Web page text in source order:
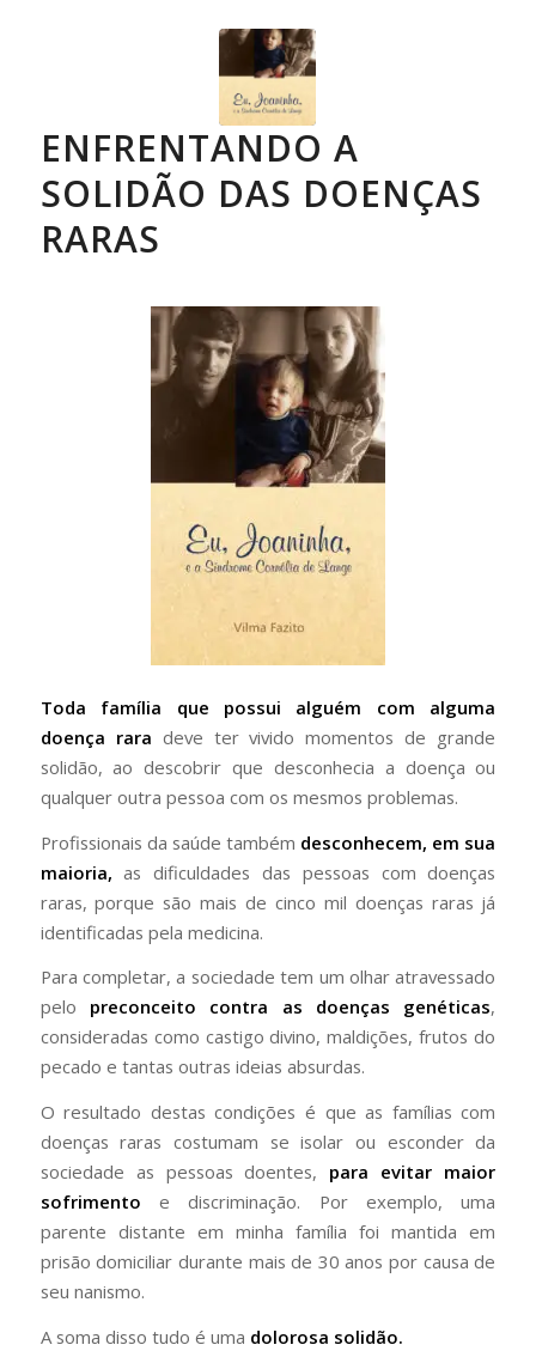
ENFRENTANDO A
SOLIDÃO DAS DOENÇAS
RARAS
Toda família que possui alguém com alguma
doença rara deve ter vivido momentos de grande
solidão, ao descobrir que desconhecia a doença ou
qualquer outra pessoa com os mesmos problemas.
Profissionais da saúde também desconhecem, em sua
maioria, as dificuldades das pessoas com doenças
raras, porque são mais de cinco mil doenças raras já
identificadas pela medicina.
Para completar, a sociedade tem um olhar atravessado
pelo preconceito contra as doenças genéticas,
consideradas como castigo divino, maldições, frutos do
pecado e tantas outras ideias absurdas.
O resultado destas condições é que as famílias com
doenças raras costumam se isolar ou esconder da
sociedade as pessoas doentes, para evitar maior
sofrimento e discriminação. Por exemplo, uma
parente distante em minha família foi mantida em
prisão domiciliar durante mais de 30 anos por causa de
seu nanismo.
A soma disso tudo é uma dolorosa solidão.